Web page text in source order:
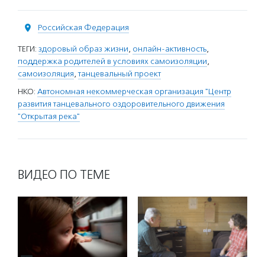
Российская Федерация
ТЕГИ: здоровый образ жизни, онлайн-активность,
поддержка родителей в условиях самоизоляции,
самоизоляция,танцевальный проект
НКО: Автономная некоммерческая организация "Центр
развития танцевального оздоровительного движения
"Открытая река"
ВИДЕО ПО ТЕМЕ